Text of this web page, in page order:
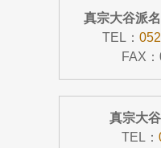
真宗大谷派
TEL：
FAX
真宗大
TEL：